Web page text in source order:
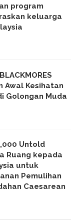
program
keluarga
Awal Kesihatan
Golongan Muda
Untold
Ruang kepada
untuk
Pemulihan
Caesarean